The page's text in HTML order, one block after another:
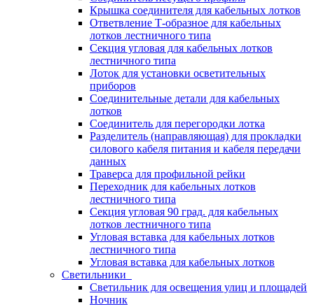
Крышка соединителя для кабельных лотков
Ответвление Т-образное для кабельных
лотков лестничного типа
Секция угловая для кабельных лотков
лестничного типа
Лоток для установки осветительных
приборов
Соединительные детали для кабельных
лотков
Соединитель для перегородки лотка
Разделитель (направляющая) для прокладки
силового кабеля питания и кабеля передачи
данных
Траверса для профильной рейки
Переходник для кабельных лотков
лестничного типа
Секция угловая 90 град. для кабельных
лотков лестничного типа
Угловая вставка для кабельных лотков
лестничного типа
Угловая вставка для кабельных лотков
Светильники
Светильник для освещения улиц и площадей
Ночник